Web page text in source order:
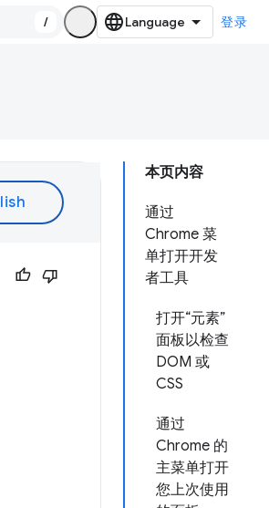
/ 登录
本页内容
通过
Chrome 菜
单打开开发
者工具
打开“元素”
面板以检查
DOM 或
CSS
通过
Chrome 的
主菜单打开
您上次使用